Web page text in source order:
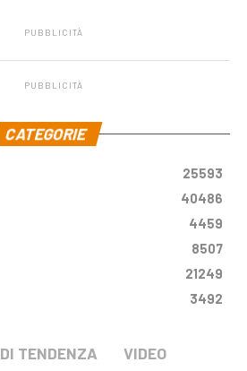
PUBBLICITÀ
PUBBLICITÀ
CATEGORIE
25593
40486
4459
8507
21249
3492
DI TENDENZA VIDEO